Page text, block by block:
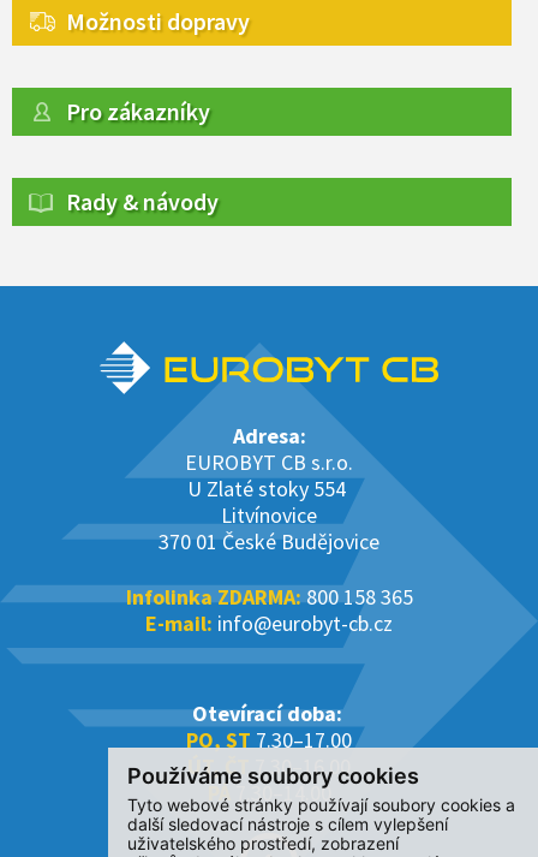
Používáme soubory cookies
Tyto webové stránky používají soubory cookies a
další sledovací nástroje s cílem vylepšení
uživatelského prostředí, zobrazení
Možnosti dopravy
Pro zákazníky
Rady & návody
Adresa:
EUROBYT CB s.r.o.
U Zlaté stoky 554
Litvínovice
370 01 České Budějovice
Infolinka ZDARMA:800 158 365
E-mail: info@eurobyt-cb.cz
Otevírací doba:
PO, ST 7.30–17.00
ÚT, ČT7.30–16.00
PÁ7.30–14.00